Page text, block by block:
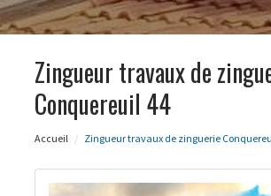
Zingueur travaux de
Conquereuil 44
Accueil Zingueur travaux de zinguerie